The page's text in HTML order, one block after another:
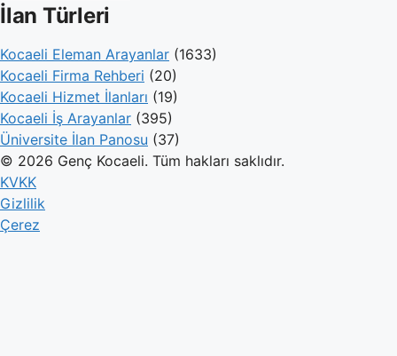
İlan Türleri
Kocaeli Eleman Arayanlar (1633)
Kocaeli Firma Rehberi (20)
Kocaeli Hizmet İlanları (19)
Kocaeli İş Arayanlar (395)
Üniversite İlan Panosu (37)
© 2026 Genç Kocaeli. Tüm hakları saklıdır.
KVKK
Gizlilik
Çerez